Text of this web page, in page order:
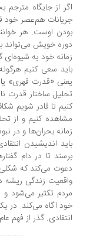
از جایگاه مترجم
هم‌عصر خود قلم
اوست. هر خواننده‌ای
خویش می‌تواند با او
خود به شیوه‌ای
سعی کنیم هرگونه
«قدرت قهری» یا
ساختار قدرت
تا قادر شویم شکاف‌ها
کنیم و از
بحران‌ها و در نبود
اندیشیدن انتقادی و
تا در دام گفتارهای
می‌کند که شکلی تازه و
زندگی ریشه دارد
تکثیر می‌شود و
آگاه می‌کند. در یک
گذر از فهم عام به
...............
.